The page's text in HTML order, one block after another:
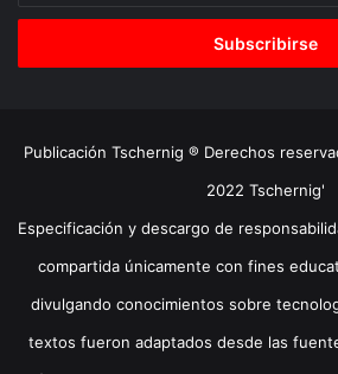
correo
Publicación Tschernig ® Derechos
2022 Tschernig'
Especificación y descargo de
compartida únicamente con fines
divulgando conocimientos sobre
textos fueron adaptados desde las